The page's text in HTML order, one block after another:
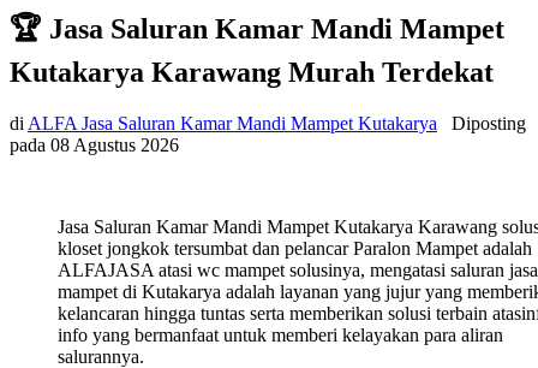
🏆 Jasa Saluran Kamar Mandi Mampet
Kutakarya Karawang Murah Terdekat
di ALFA Jasa Saluran Kamar Mandi Mampet Kutakarya
Diposting
pada 08 Agustus 2026
Jasa Saluran Kamar Mandi Mampet Kutakarya Karawang
kloset jongkok tersumbat dan pelancar Paralon Mampet adalah
ALFAJASA atasi wc mampet solusinya, mengatasi saluran jasa
mampet di Kutakarya adalah layanan yang jujur yang
kelancaran hingga tuntas serta memberikan solusi terbain
info yang bermanfaat untuk memberi kelayakan para aliran
salurannya.